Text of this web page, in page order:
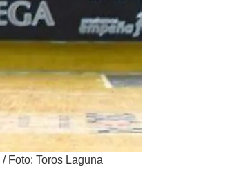
/ Foto: Toros Laguna